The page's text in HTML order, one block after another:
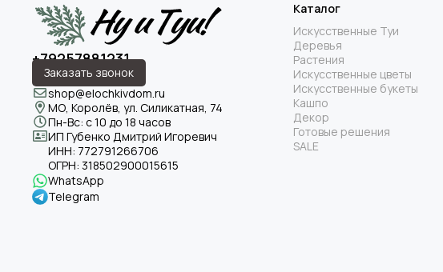
+79257881231
Заказать звонок
shop@elochkivdom.ru
МО, Королёв, ул. Силикатная, 74
Пн-Вс: с 10 до 18 часов
ИП Губенко Дмитрий Игоревич
ИНН: 772791266706
ОГРН: 318502900015615
WhatsApp
Telegram
Каталог
Искусственные Туи
Деревья
Растения
Искусственные цветы
Искусственные букеты
Кашпо
Декор
Готовые решения
SALE